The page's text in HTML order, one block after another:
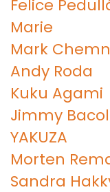
Felice
Marie
Mark
Andy Roda
Kuku Agami
Jimmy
YAKUZA
Morten
Sandra